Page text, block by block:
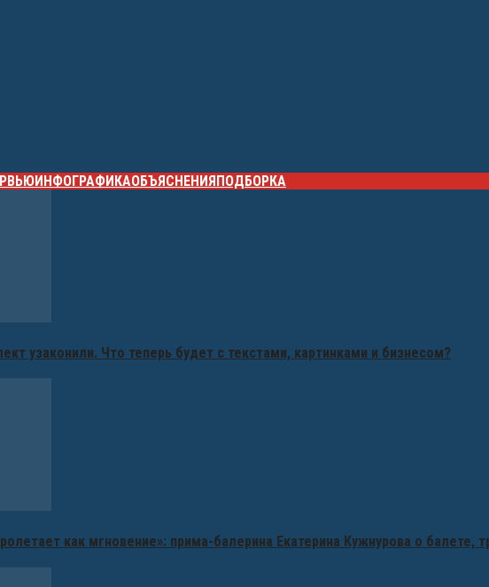
ИНФОГРАФИКАОБЪЯСНЕНИЯПОДБОРКА
узаконили. Что теперь будет с текстами, картинками и бизнесом?
как мгновение»: прима-балерина Екатерина Кужнурова о балете,